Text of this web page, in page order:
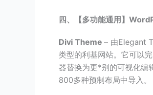
四、【多功能通用】
Divi Theme – 由Elegant
类型的利基网站。它可以
器替换为更*别的可视化编
800多种预制布局中导入。